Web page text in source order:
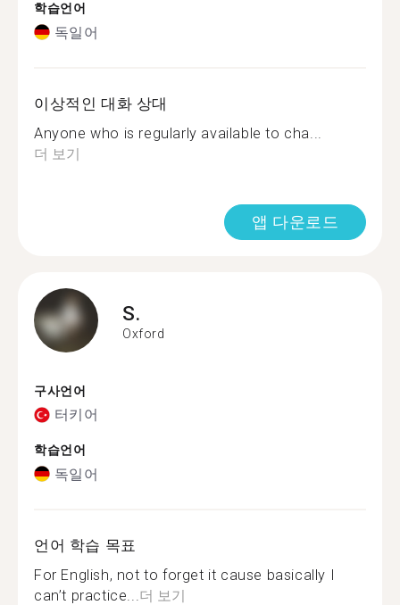
학습언어
독일어
이상적인 대화 상대
Anyone who is regularly available to cha...
더 보기
앱 다운로드
S.
Oxford
구사언어
터키어
학습언어
독일어
언어 학습 목표
For English, not to forget it cause basically I
can’t practice... 더 보기